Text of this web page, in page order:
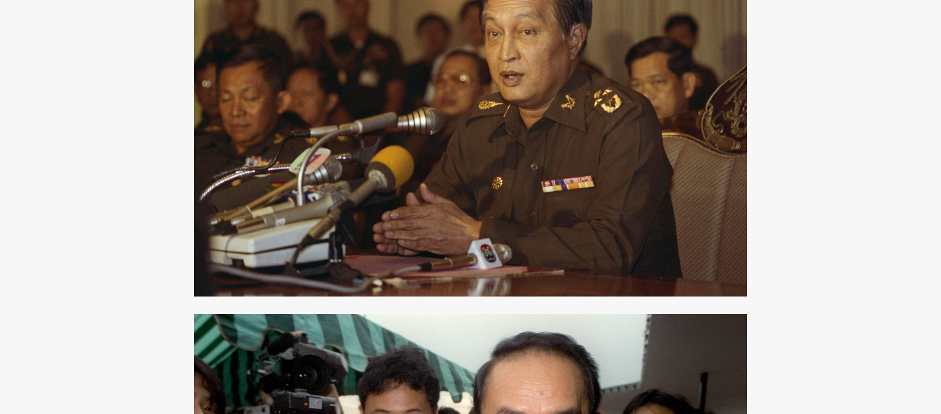
TWEET LINE EMAIL